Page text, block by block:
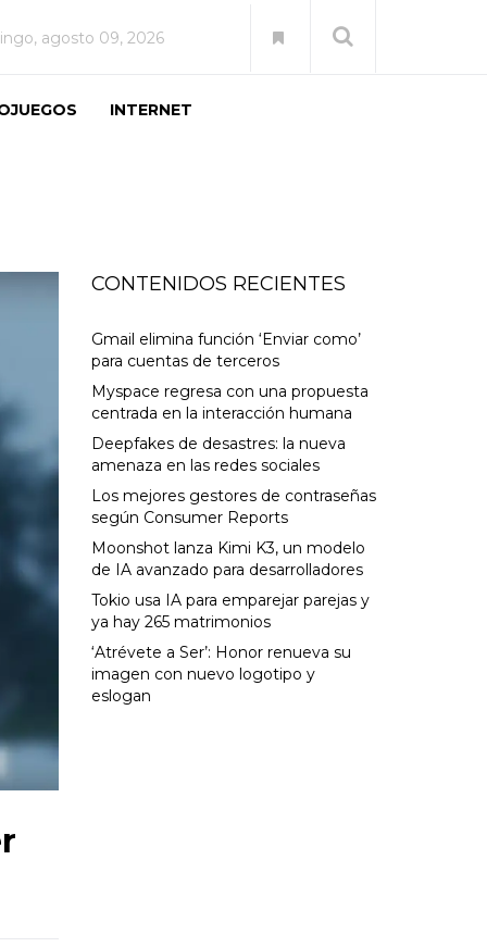
agosto 09, 2026
INTERNET
CONTENIDOS RECIENTES
Gmail elimina función ‘Enviar como’
para cuentas de terceros
Myspace regresa con una propuesta
centrada en la interacción humana
Deepfakes de desastres: la nueva
amenaza en las redes sociales
Los mejores gestores de contraseñas
según Consumer Reports
Moonshot lanza Kimi K3, un modelo
de IA avanzado para desarrolladores
Tokio usa IA para emparejar parejas y
ya hay 265 matrimonios
‘Atrévete a Ser’: Honor renueva su
imagen con nuevo logotipo y
eslogan